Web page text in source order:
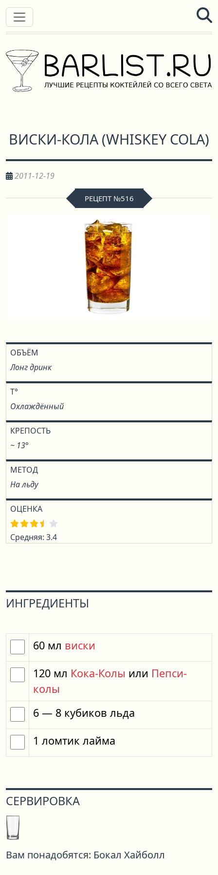
ВИСКИ-КОЛА(WHISKEY COLA)
2011-12-19
РЕЦЕПТ №516
ОБЪЁМ
Лонг дринк
T°
Охлаждённый
КРЕПОСТЬ
~ 13°
МЕТОД
На льду
ОЦЕНКА
Средняя: 3.4
ИНГРЕДИЕНТЫ
60 мл виски
120 мл Кока-Колы или Пепси-
колы
6 — 8 кубиков льда
1 ломтик лайма
СЕРВИРОВКА
Вам понадобятся: Бокал Хайболл